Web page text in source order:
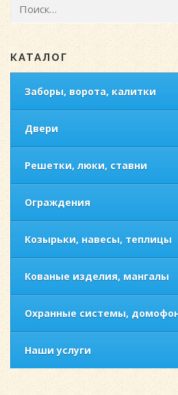
КАТАЛОГ
Заборы, ворота, калитки
Двери
Решетки, люки, ставни
Ограждения
Козырьки, навесы, теплицы
Кованые изделия, мангалы
Охранные системы,
Наши услуги